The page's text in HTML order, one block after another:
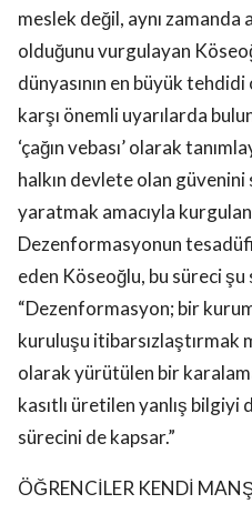
meslek değil, aynı zamanda
olduğunu vurgulayan
dünyasının en büyük
karşı önemli uyarılarda
‘çağın vebası’ olarak
halkın devlete olan
yaratmak amacıyla
Dezenformasyonun tesadüfi
eden Köseoğlu, bu süreci şu
“Dezenformasyon; bir
kuruluşu itibarsızlaştırmak
olarak yürütülen bir
kasıtlı üretilen yanlış bilgiyi
sürecini de kapsar.”
ÖĞRENCİLER KENDİ